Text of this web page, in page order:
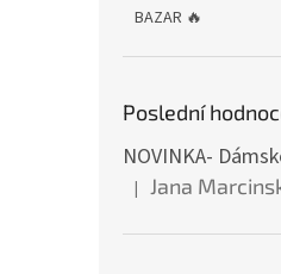
BAZAR 🔥
Poslední
Hodnocení produktu
| Jana